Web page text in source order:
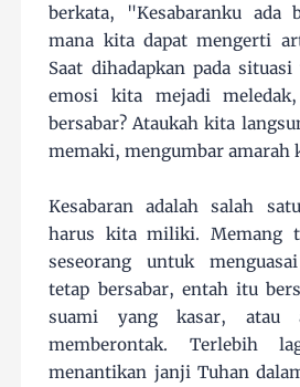
berkata, "Kesabaranku ada
mana kita dapat mengerti
Saat dihadapkan pada
emosi kita mejadi
bersabar? Ataukah kita
memaki, mengumbar amarah
Kesabaran adalah salah
harus kita miliki. Memang
seseorang untuk
tetap bersabar, entah itu
suami yang kasar, atau
memberontak. Terlebih
menantikan janji Tuhan